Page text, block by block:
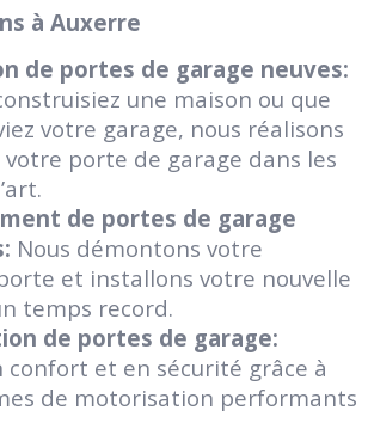
à Auxerre
de portes de garage neuves:
une maison ou que
votre garage, nous réalisons
votre porte de garage dans les
de portes de garage
Nous démontons votre
et installons votre nouvelle
temps record.
de portes de garage:
confort et en sécurité grâce à
de motorisation performants